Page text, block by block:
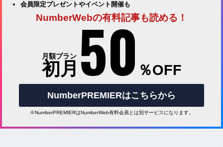
会員限定プレゼントやイベント開催も
NumberWebの有料記事も読める！
月額プラン
初月 50 ％OFF
NumberPREMIERはこちらから
※NumberPREMIERはNumberWeb有料会員とは別サービスになります。